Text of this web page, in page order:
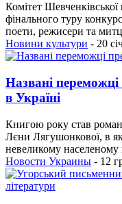
Комітет Шевченківської
фінального туру
поети, режисери та
Новини культури - 20
Названі
в Україні
Книгою року став
Лєни Лягушонкової, в
невеликому населеному
Новости Украины - 12